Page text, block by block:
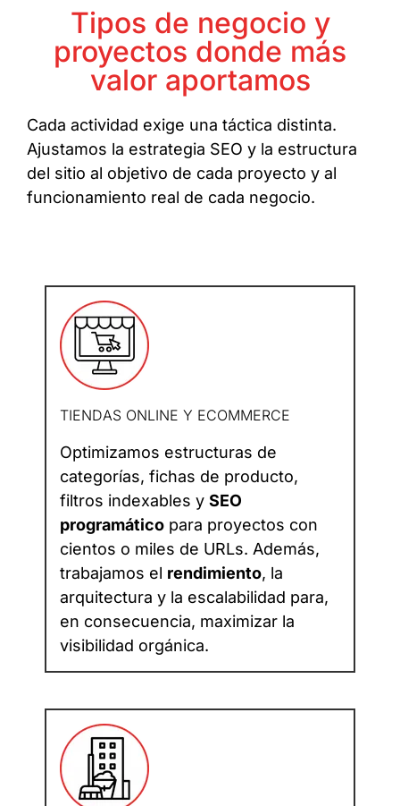
Tipos de negocio y
proyectos donde más
valor aportamos
Cada actividad exige una táctica distinta.
Ajustamos la estrategia SEO y la estructura
del sitio al objetivo de cada proyecto y al
funcionamiento real de cada negocio.
TIENDAS ONLINE Y ECOMMERCE
Optimizamos estructuras de
categorías, fichas de producto,
filtros indexables y SEO
programático para proyectos con
cientos o miles de URLs. Además,
trabajamos el rendimiento, la
arquitectura y la escalabilidad para,
en consecuencia, maximizar la
visibilidad orgánica.